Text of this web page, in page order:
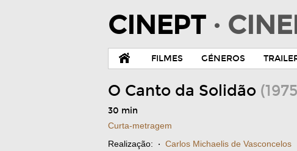
CINEPT ·
FILMES GÉNEROS
O Canto da Solidão
30 min
Curta-metragem
Realização: · Carlos Michaelis de Vasconcelos